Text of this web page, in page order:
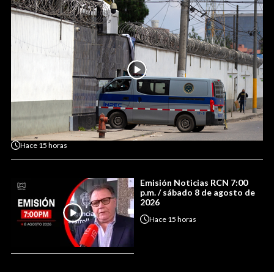
Hace 15 horas
Emisión Noticias RCN 7:00
p.m. / sábado 8 de agosto de
2026
Hace 15 horas